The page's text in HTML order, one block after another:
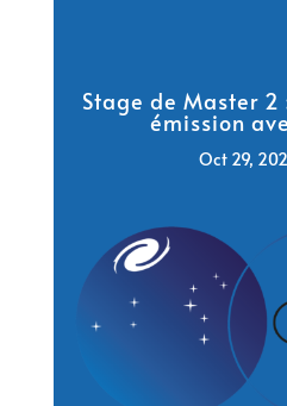
Stage de Master 2
émission
Oct 29,